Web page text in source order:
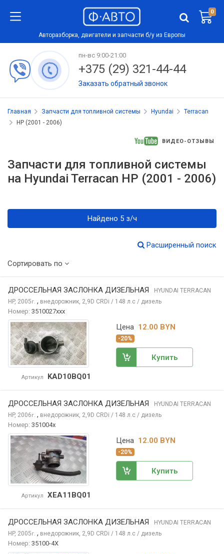
0
Авторазборка, двигатели и запчасти б/у из Европы
пн-вс 9:00-21:00
+375 (29) 321-44-44
Заказать обратный звонок
Главная Запчасти для топливной системы Hyundai
Terracan
HP (2001 - 2006)
ВИДЕО-ОТЗЫВЫ
Запчасти для топливной системы
на Hyundai Terracan HP (2001 - 2006)
Найдено 5 з/ч
Расширенный поиск
Сортировать по
ДРОССЕЛЬНАЯ ЗАСЛОНКА ДИЗЕЛЬНАЯ
HYUNDAI TERRACAN
HP, 2005г. , внедорожник, 2,9D CRDi / 148 л.с / дизель
Номер: 3510027xxx
Артикул KAD10BQ01
Цена 12.00 BYN
-20%
Купить
ДРОССЕЛЬНАЯ ЗАСЛОНКА ДИЗЕЛЬНАЯ
HYUNDAI TERRACAN
HP, 2006г. , внедорожник, 2,9D CRDi / 148 л.с / дизель
Номер: 351004x
Артикул XEA11BQ01
Цена 12.00 BYN
-20%
Купить
ДРОССЕЛЬНАЯ ЗАСЛОНКА ДИЗЕЛЬНАЯ
HYUNDAI TERRACAN
HP, 2005г. , внедорожник, 2,9D CRDi / 148 л.с / дизель
Номер: 35100-4X